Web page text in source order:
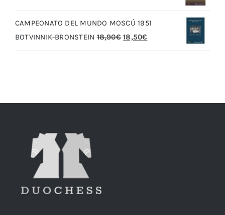
era:
20,00€.
CAMPEONATO DEL MUNDO MOSCÚ 1951
BOTVINNIK-BRONSTEIN 18,90€ El
18,50€